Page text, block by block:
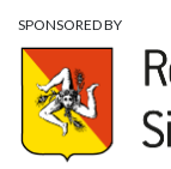
SPONSORED BY